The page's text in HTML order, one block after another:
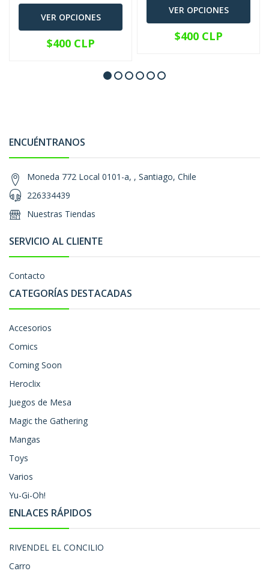
VER OPCIONES
$400 CLP
VER OPCIONES
$400 CLP
ENCUÉNTRANOS
Moneda 772 Local 0101-a, , Santiago, Chile
226334439
Nuestras Tiendas
SERVICIO AL CLIENTE
Contacto
CATEGORÍAS DESTACADAS
Accesorios
Comics
Coming Soon
Heroclix
Juegos de Mesa
Magic the Gathering
Mangas
Toys
Varios
Yu-Gi-Oh!
ENLACES RÁPIDOS
RIVENDEL EL CONCILIO
Carro